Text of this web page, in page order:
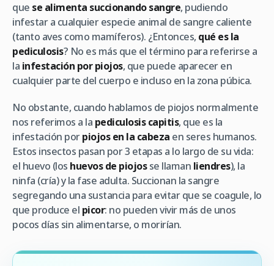
que se alimenta succionando sangre, pudiendo
infestar a cualquier especie animal de sangre caliente
(tanto aves como mamíferos). ¿Entonces, qué es la
pediculosis? No es más que el término para referirse a
la infestación por piojos, que puede aparecer en
cualquier parte del cuerpo e incluso en la zona púbica.
No obstante, cuando hablamos de piojos normalmente
nos referimos a la pediculosis capitis, que es la
infestación porpiojos en la cabeza en seres humanos.
Estos insectos pasan por 3 etapas a lo largo de su vida:
el huevo (los huevos de piojosse llaman liendres), la
ninfa (cría) y la fase adulta. Succionan la sangre
segregando una sustancia para evitar que se coagule, lo
que produce el picor: no pueden vivir más de unos
pocos días sin alimentarse, o morirían.